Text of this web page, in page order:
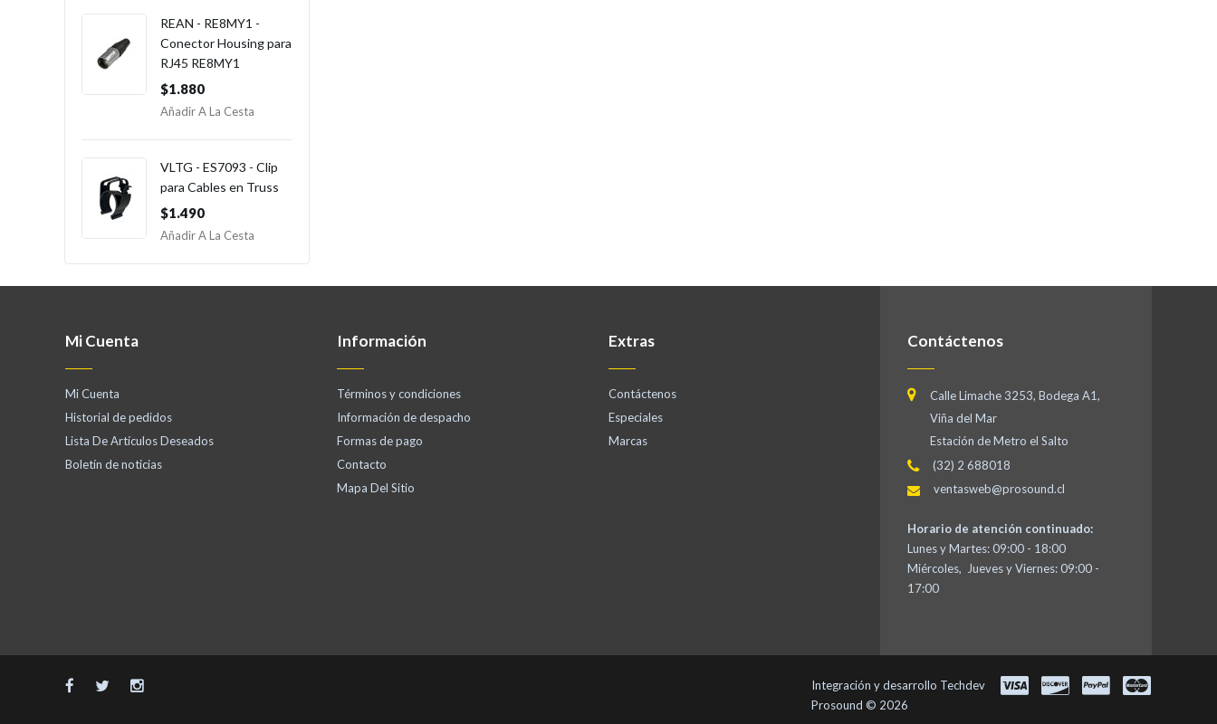
REAN - RE8MY1 -
Conector Housing para
RJ45 RE8MY1
$1.880
Añadir A La Cesta
VLTG - ES7093 - Clip
para Cables en Truss
$1.490
Añadir A La Cesta
Mi Cuenta
Mi Cuenta
Historial de pedidos
Lista De Artículos Deseados
Boletín de noticias
Información
Términos y condiciones
Información de despacho
Formas de pago
Contacto
Mapa Del Sitio
Extras
Contáctenos
Especiales
Marcas
Contáctenos
Calle Limache 3253, Bodega A1,
Viña del Mar
Estación de Metro el Salto
(32) 2 688018
ventasweb@prosound.cl
Horario de atención continuado:
Lunes y Martes: 09:00 - 18:00
Miércoles, Jueves y Viernes: 09:00 -
17:00
Integración y desarrollo Techdev
Prosound © 2026